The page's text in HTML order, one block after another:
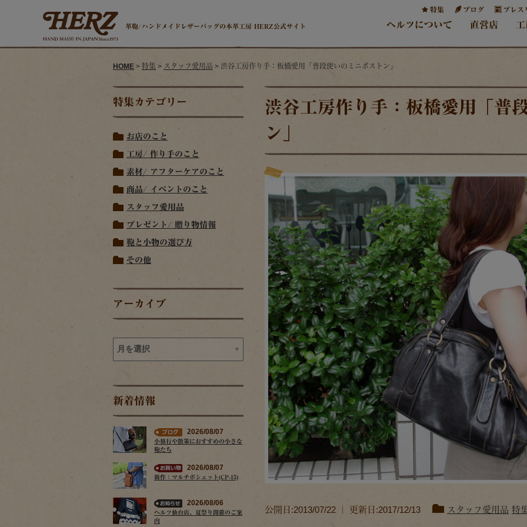
革鞄/ハンドメイドレザーバッグの本革工房 HERZ公式サイト
特集 ブログ プレス
ヘルツについて 直営店
HOME > 特集 > スタッフ愛用品 > 渋谷工房作り手：板橋愛用「普段使いのミニボストン」
特集カテゴリー
お店のこと
工房/ 作り手のこと
素材/ アフターケアのこと
商品/ イベントのこと
スタッフ愛用品
プレゼント/ 贈り物情報
鞄と小物の選び方
その他
アーカイブ
新着情報
2026/08/07
小旅行や散策におすすめの小さな
鞄たち
2026/08/07
新作：マルチポシェット(CP-15)
2026/08/06
ヘルツ仙台店、夏祭り開催のご案
内
渋谷工房作り手：板橋愛用「普
ン」
公開日:2013/07/22 ｜ 更新日:2017/12/13 スタッフ愛用品 特